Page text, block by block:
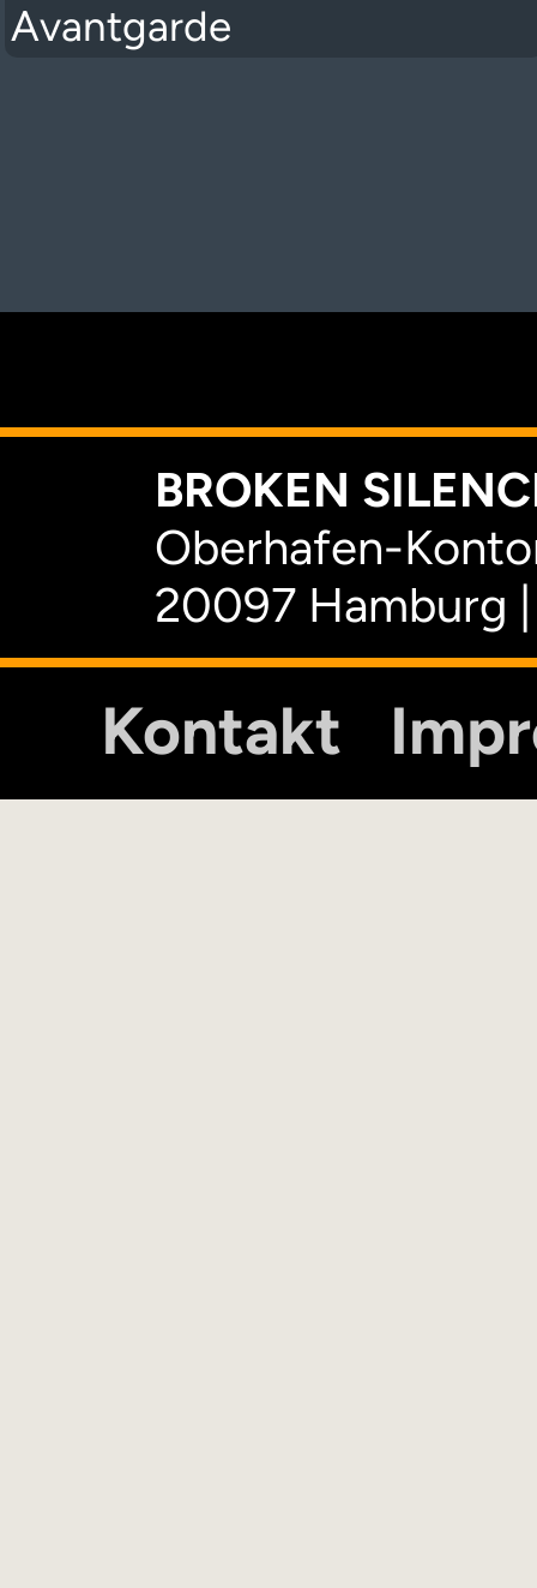
Avantgarde
BROKEN
Oberhafen-
20097 Hamburg
Kontakt